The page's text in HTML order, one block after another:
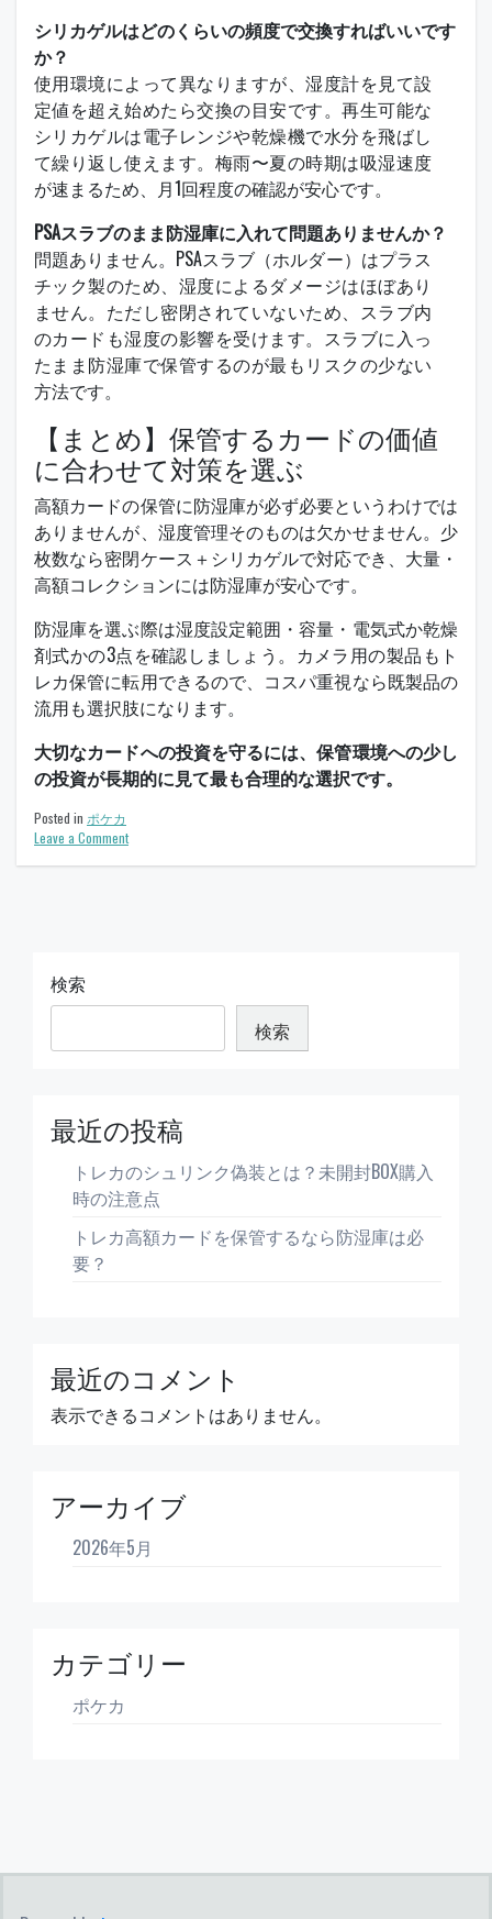
シリカゲルはどのくらいの頻度で交換すればいいです
か？
使用環境によって異なりますが、湿度計を見て設
定値を超え始めたら交換の目安です。再生可能な
シリカゲルは電子レンジや乾燥機で水分を飛ばし
て繰り返し使えます。梅雨〜夏の時期は吸湿速度
が速まるため、月1回程度の確認が安心です。
PSAスラブのまま防湿庫に入れて問題ありませんか？
問題ありません。PSAスラブ（ホルダー）はプラス
チック製のため、湿度によるダメージはほぼあり
ません。ただし密閉されていないため、スラブ内
のカードも湿度の影響を受けます。スラブに入っ
たまま防湿庫で保管するのが最もリスクの少ない
方法です。
【まとめ】保管するカードの価値
に合わせて対策を選ぶ
高額カードの保管に防湿庫が必ず必要というわけでは
ありませんが、湿度管理そのものは欠かせません。少
枚数なら密閉ケース＋シリカゲルで対応でき、大量・
高額コレクションには防湿庫が安心です。
防湿庫を選ぶ際は湿度設定範囲・容量・電気式か乾燥
剤式かの3点を確認しましょう。カメラ用の製品もト
レカ保管に転用できるので、コスパ重視なら既製品の
流用も選択肢になります。
大切なカードへの投資を守るには、保管環境への少し
の投資が長期的に見て最も合理的な選択です。
Posted in ポケカ
Leave a Commenton
管
ら
湿
庫
は
必
要？
検索
検索
最近の投稿
トレカのシュリンク偽装とは？未開封BOX購入
時の注意点
トレカ高額カードを保管するなら防湿庫は必
要？
最近のコメント
表示できるコメントはありません。
アーカイブ
2026年5月
カテゴリー
ポケカ